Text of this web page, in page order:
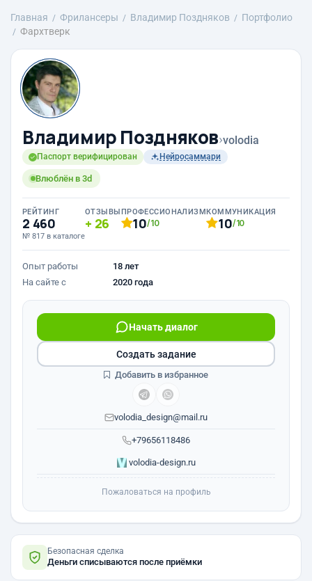
Главная Фрилансеры Владимир Поздняков
Портфолио
Фархтверк
Владимир Поздняков›volodia
Паспорт верифицирован Нейросаммари
Влюблён в 3d
РЕЙТИНГ
2 460
№ 817 в каталоге
ОТЗЫВЫ
26
ПРОФЕССИОНАЛИЗМ
10/10
КОММУНИКАЦИЯ
10/10
Опыт работы
18 лет
На сайте с
2020 года
+79656118486
Начать диалог
volodia_design@mail.ru
volodia-design.ru
Создать задание
Добавить в избранное
Пожаловаться на профиль
Безопасная сделка
Деньги списываются после приёмки